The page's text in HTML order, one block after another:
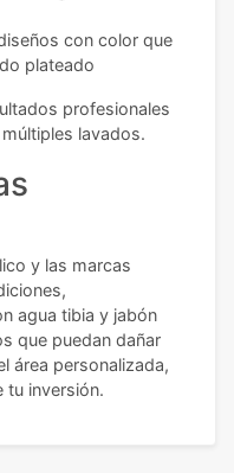
con color que
plateado
profesionales
lavados.
y las marcas
agua tibia y jabón
que puedan dañar
área personalizada,
tu inversión.